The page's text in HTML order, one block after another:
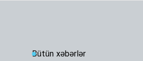
Bütün xəbərlər